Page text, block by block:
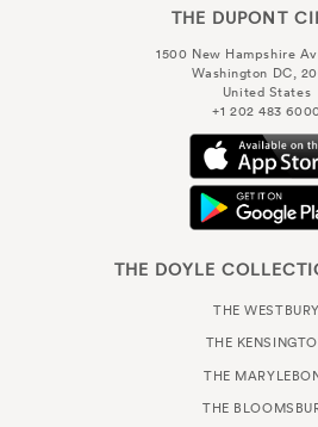
THE DUPONT
1500 New Hampshire
Washington DC,
United States
+1 202 483
THE DOYLE
THE WESTBURY
THE
THE
THE